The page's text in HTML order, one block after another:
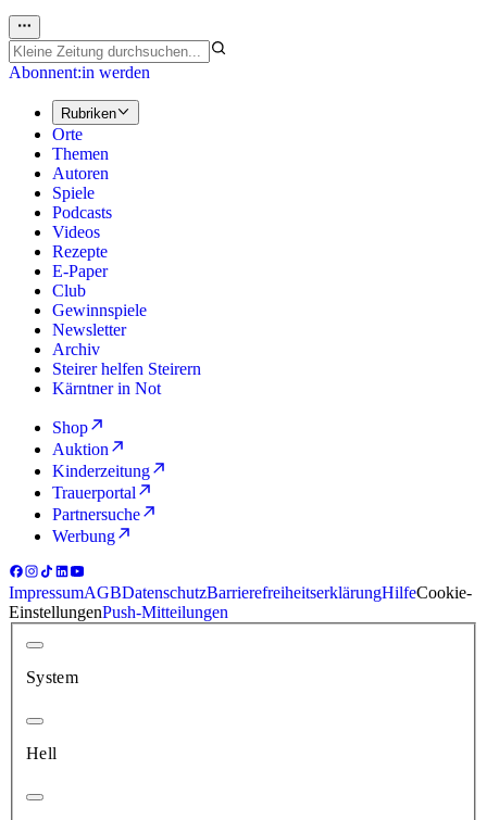
Abonnent:in werden
Rubriken
Orte
Themen
Autoren
Spiele
Podcasts
Videos
Rezepte
E-Paper
Club
Gewinnspiele
Newsletter
Archiv
Steirer helfen Steirern
Kärntner in Not
Shop
Auktion
Kinderzeitung
Trauerportal
Partnersuche
Werbung
ImpressumAGBDatenschutzBarrierefreiheitserklärungHilfeCookie-
EinstellungenPush-Mitteilungen
System
Hell